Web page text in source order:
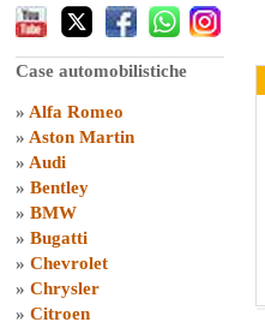
Case automobilistiche
» Alfa Romeo
» Aston Martin
» Audi
» Bentley
» BMW
» Bugatti
» Chevrolet
» Chrysler
» Citroen